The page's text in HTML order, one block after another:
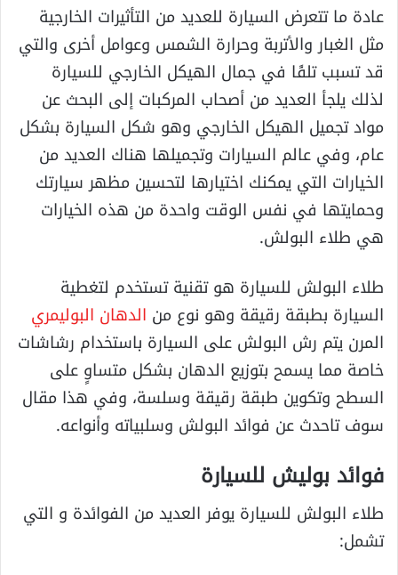
عادة ما تتعرض السيارة للعديد من التأثيرات الخارجية
مثل الغبار والأتربة وحرارة الشمس وعوامل أخرى والتي
قد تسبب تلفًا في جمال الهيكل الخارجي للسيارة
لذلك يلجأ العديد من أصحاب المركبات إلى البحث عن
مواد تجميل الهيكل الخارجي وهو شكل السيارة بشكل
عام، وفي عالم السيارات وتجميلها هناك العديد من
الخيارات التي يمكنك اختيارها لتحسين مظهر سيارتك
وحمايتها في نفس الوقت واحدة من هذه الخيارات
هي طلاء البولش.
طلاء البولش للسيارة هو تقنية تستخدم لتغطية
السيارة بطبقة رقيقة وهو نوع من الدهان البوليمري
المرن يتم رش البولش على السيارة باستخدام رشاشات
خاصة مما يسمح بتوزيع الدهان بشكل متساوٍ على
السطح وتكوين طبقة رقيقة وسلسة، وفي هذا مقال
سوف تاحدث عن فوائد البولش وسلبياته وأنواعه.
فوائد بوليش للسيارة
طلاء البولش للسيارة يوفر العديد من الفوائدة و التي
تشمل: